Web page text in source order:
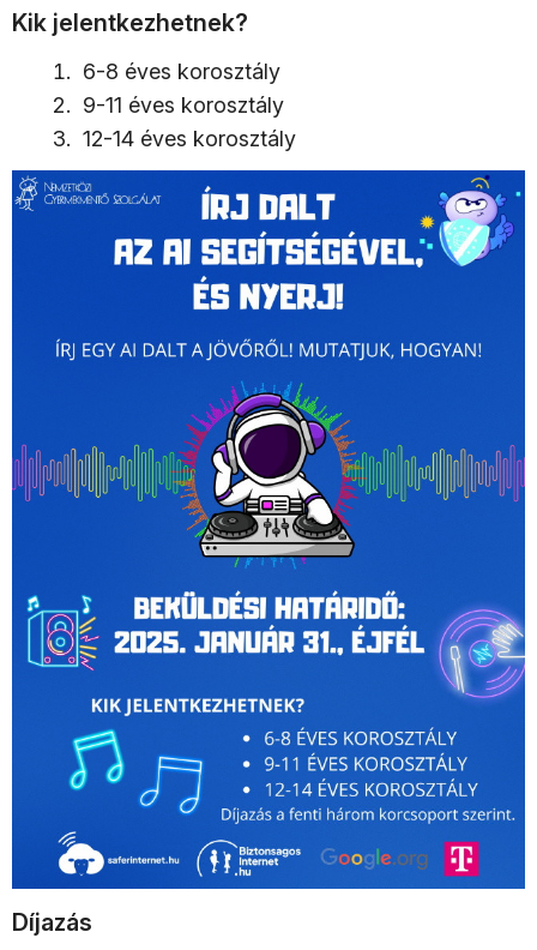
Kik jelentkezhetnek?
6-8 éves korosztály
9-11 éves korosztály
12-14 éves korosztály
Díjazás